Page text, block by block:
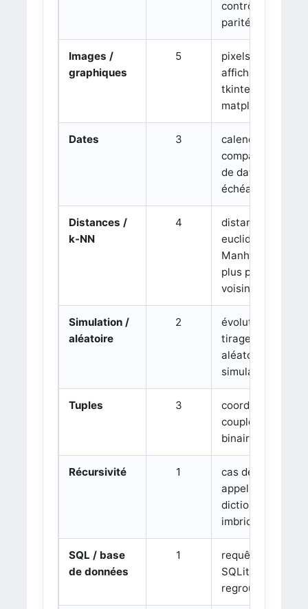
contrôle de
parité
Images /
graphiques
5
pixels,
affichage 3D,
tkinter,
matplotlib
Dates 3
calendrier,
comparaison
de dates,
échéances
Distances /
k-NN
4
distance
euclidienne,
Manhattan,
plus proches
voisins
Simulation /
aléatoire
2
évolution,
tirages
aléatoires,
simulation
Tuples 3
coordonnées,
couples, tuples
binaires
Récursivité 1
cas de base,
appel récursif,
dictionnaires
imbriqués
SQL / base
de données
1
requêtes
SQLite, dates,
regroupement